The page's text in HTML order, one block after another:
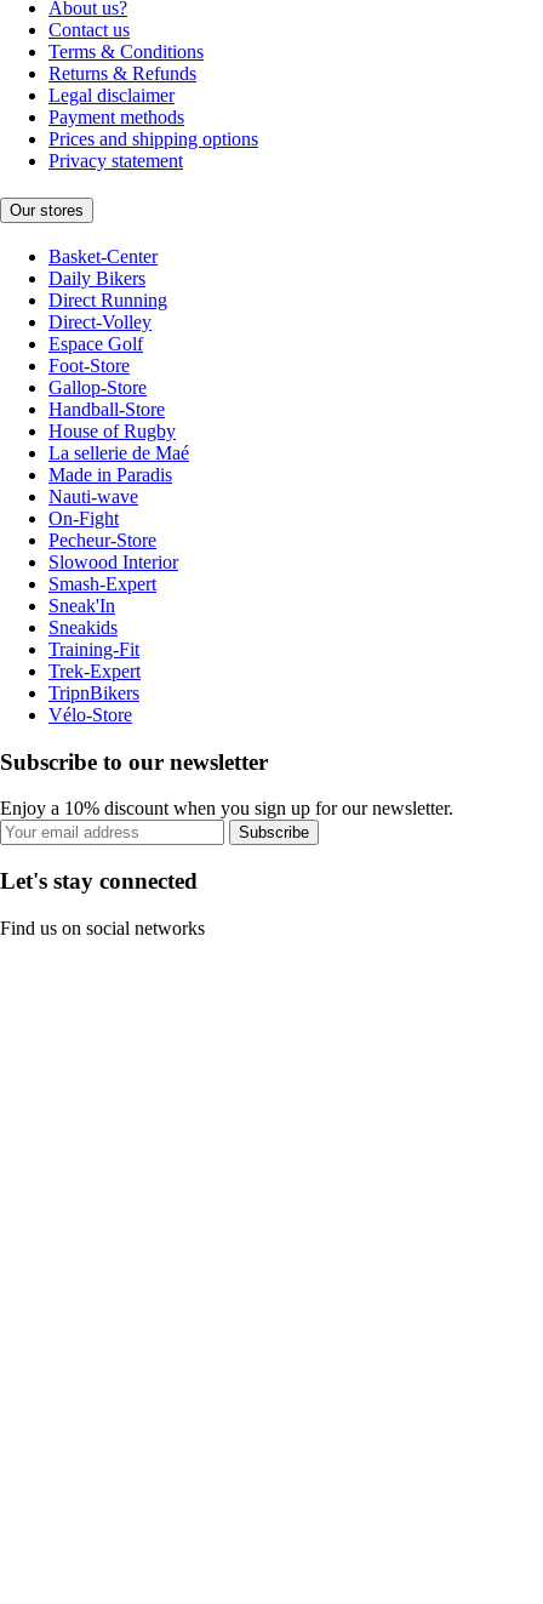
About us?
Contact us
Terms & Conditions
Returns & Refunds
Legal disclaimer
Payment methods
Prices and shipping options
Privacy statement
Our stores
Basket-Center
Daily Bikers
Direct Running
Direct-Volley
Espace Golf
Foot-Store
Gallop-Store
Handball-Store
House of Rugby
La sellerie de Maé
Made in Paradis
Nauti-wave
On-Fight
Pecheur-Store
Slowood Interior
Smash-Expert
Sneak'In
Sneakids
Training-Fit
Trek-Expert
TripnBikers
Vélo-Store
Subscribe to our newsletter
Enjoy a 10% discount when you sign up for our newsletter.
Subscribe
Let's stay connected
Find us on social networks